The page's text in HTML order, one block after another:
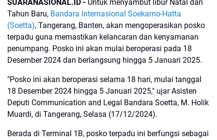
SUARANASIONAL.ID - Untuk menyambut libur Natal dan
Tahun Baru, Bandara Internasional Soekarno-Hatta
(Soetta), Tangerang, Banten, akan mengoperasikan posko
terpadu guna memastikan kelancaran dan kenyamanan
penumpang. Posko ini akan mulai beroperasi pada 18
Desember 2024 dan berlangsung hingga 5 Januari 2025.
"Posko ini akan beroperasi selama 18 hari, mulai tanggal
18 Desember 2024 hingga 5 Januari 2025," ujar Asisten
Deputi Communication and Legal Bandara Soetta, M. Holik
Muardi, di Tangerang, Selasa (17/12/2024).
Berada di Terminal 1B, posko terpadu ini berfungsi sebagai